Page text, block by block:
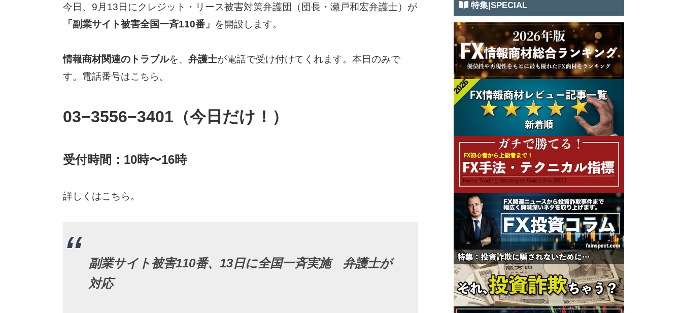
今日、9月13日にクレジット・リース被害対策弁護団（団長・瀬戸和宏弁護士）が
「副業サイト被害全国一斉110番」 を開設します。
情報商材関連のトラブルを、 弁護士が電話で受け付けてくれます。本日のみで
す。電話番号はこちら。
03−3556−3401（今日だけ！）
受付時間：10時〜16時
詳しくはこちら。
副業サイト被害110番、13日に全国一斉実施 弁護士が
対応
特集|SPECIAL